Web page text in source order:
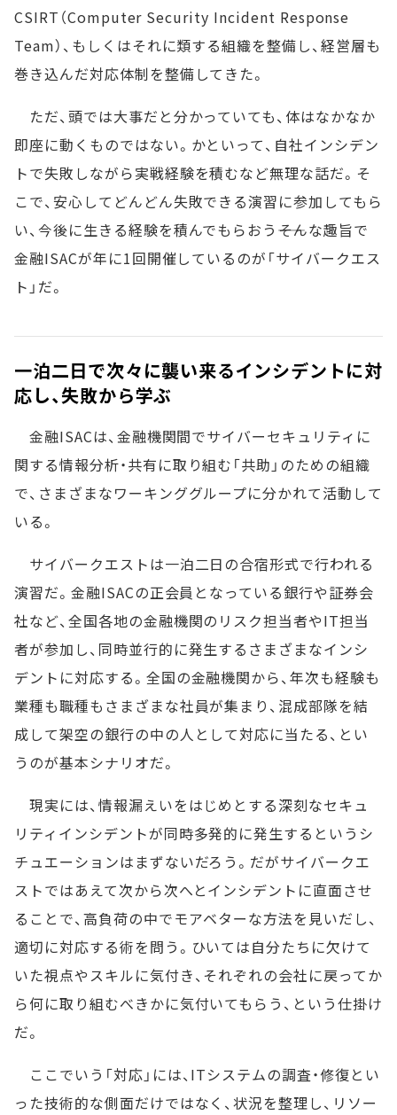
CSIRT（Computer Security Incident Response
Team）、もしくはそれに類する組織を整備し、経営層も
巻き込んだ対応体制を整備してきた。
ただ、頭では大事だと分かっていても、体はなかなか
即座に動くものではない。かといって、自社インシデン
トで失敗しながら実戦経験を積むなど無理な話だ。そ
こで、安心してどんどん失敗できる演習に参加してもら
い、今後に生きる経験を積んでもらおう――そんな趣旨で
金融ISACが年に1回開催しているのが「サイバークエス
ト」だ。
一泊二日で次々に襲い来るインシデントに対
応し、失敗から学ぶ
金融ISACは、金融機関間でサイバーセキュリティに
関する情報分析・共有に取り組む「共助」のための組織
で、さまざまなワーキンググループに分かれて活動して
いる。
サイバークエストは一泊二日の合宿形式で行われる
演習だ。金融ISACの正会員となっている銀行や証券会
社など、全国各地の金融機関のリスク担当者やIT担当
者が参加し、同時並行的に発生するさまざまなインシ
デントに対応する。全国の金融機関から、年次も経験も
業種も職種もさまざまな社員が集まり、混成部隊を結
成して架空の銀行の中の人として対応に当たる、とい
うのが基本シナリオだ。
現実には、情報漏えいをはじめとする深刻なセキュ
リティインシデントが同時多発的に発生するというシ
チュエーションはまずないだろう。だがサイバークエ
ストではあえて次から次へとインシデントに直面させ
ることで、高負荷の中でモアベターな方法を見いだし、
適切に対応する術を問う。ひいては自分たちに欠けて
いた視点やスキルに気付き、それぞれの会社に戻ってか
ら何に取り組むべきかに気付いてもらう、という仕掛け
だ。
ここでいう「対応」には、ITシステムの調査・修復とい
った技術的な側面だけではなく、状況を整理し、リソー